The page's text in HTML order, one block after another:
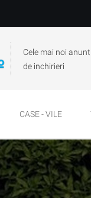
Cele mai noi
de inchirieri
CASE - VILE